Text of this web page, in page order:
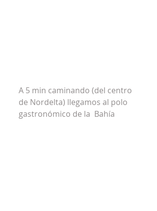
A 5 min caminando (del centro
de Nordelta) llegamos al polo
gastronómico de la  Bahía